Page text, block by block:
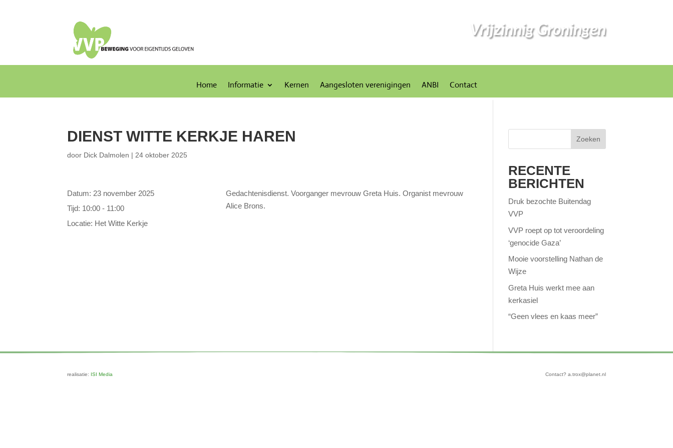
Vrijzinnig Groningen
Home Informatie Kernen Aangesloten verenigingen ANBI Contact
DIENST WITTE KERKJE HAREN
door Dick Dalmolen | 24 oktober 2025
Datum: 23 november 2025
Tijd: 10:00 - 11:00
Locatie: Het Witte Kerkje
Gedachtenisdienst. Voorganger mevrouw Greta Huis. Organist mevrouw
Alice Brons.
Zoeken
RECENTE
BERICHTEN
Druk bezochte Buitendag
VVP
VVP roept op tot veroordeling
‘genocide Gaza’
Mooie voorstelling Nathan de
Wijze
Greta Huis werkt mee aan
kerkasiel
“Geen vlees en kaas meer”
realisatie: ISI Media Contact? a.trox@planet.nl